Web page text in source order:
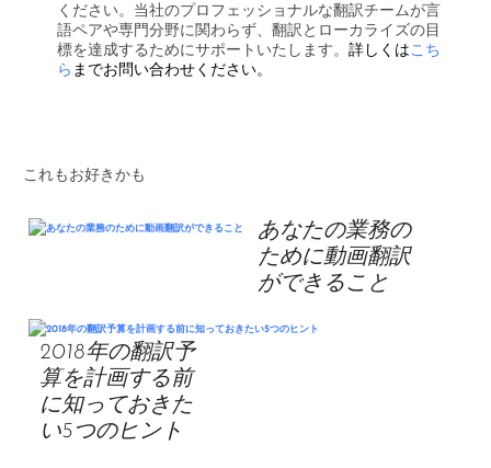
ください。当社のプロフェッショナルな翻訳チームが言
語ペアや専門分野に関わらず、翻訳とローカライズの目
標を達成するためにサポートいたします。詳しくはこち
ら までお問い合わせください。
これもお好きかも
あなたの業務の
ために動画翻訳
ができること
2018年の翻訳予
算を計画する前
に知っておきた
い5つのヒント